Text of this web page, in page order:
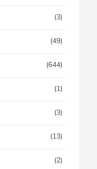
(3)
(49)
(644)
(1)
(3)
(13)
(2)